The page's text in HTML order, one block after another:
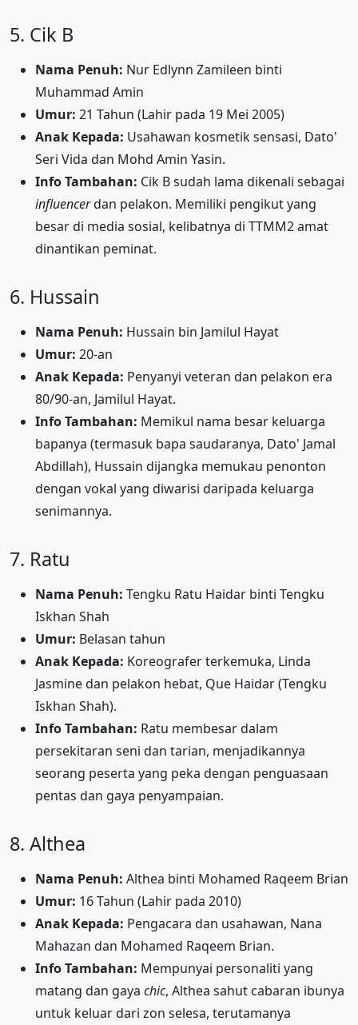
5. Cik B
Nama Penuh: Nur Edlynn Zamileen binti
Muhammad Amin
Umur: 21 Tahun (Lahir pada 19 Mei 2005)
Anak Kepada: Usahawan kosmetik sensasi, Dato'
Seri Vida dan Mohd Amin Yasin.
Info Tambahan: Cik B sudah lama dikenali sebagai
influencerdan pelakon. Memiliki pengikut yang
besar di media sosial, kelibatnya di TTMM2 amat
dinantikan peminat.
6. Hussain
Nama Penuh: Hussain bin Jamilul Hayat
Umur: 20-an
Anak Kepada: Penyanyi veteran dan pelakon era
80/90-an, Jamilul Hayat.
Info Tambahan: Memikul nama besar keluarga
bapanya (termasuk bapa saudaranya, Dato' Jamal
Abdillah), Hussain dijangka memukau penonton
dengan vokal yang diwarisi daripada keluarga
senimannya.
7. Ratu
Nama Penuh: Tengku Ratu Haidar binti Tengku
Iskhan Shah
Umur: Belasan tahun
Anak Kepada: Koreografer terkemuka, Linda
Jasmine dan pelakon hebat, Que Haidar (Tengku
Iskhan Shah).
Info Tambahan: Ratu membesar dalam
persekitaran seni dan tarian, menjadikannya
seorang peserta yang peka dengan penguasaan
pentas dan gaya penyampaian.
8. Althea
Nama Penuh: Althea binti Mohamed Raqeem Brian
Umur: 16 Tahun (Lahir pada 2010)
Anak Kepada: Pengacara dan usahawan, Nana
Mahazan dan Mohamed Raqeem Brian.
Info Tambahan: Mempunyai personaliti yang
matang dan gaya chic, Althea sahut cabaran ibunya
untuk keluar dari zon selesa, terutamanya